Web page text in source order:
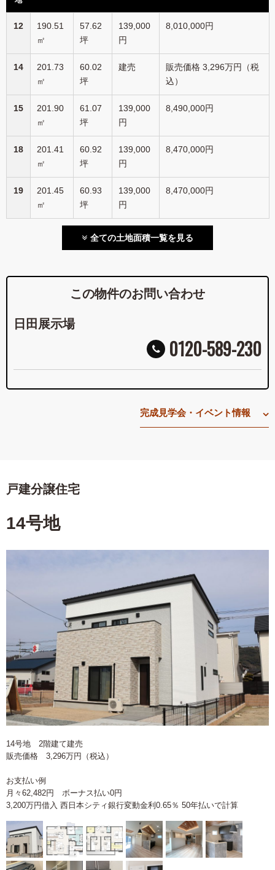
12
190.51
㎡
57.62
坪
139,000
円
8,010,000円
14
201.73
㎡
60.02
坪
建売
販売価格 3,296万円（税
込）
15
201.90
㎡
61.07
坪
139,000
円
8,490,000円
18
201.41
㎡
60.92
坪
139,000
円
8,470,000円
19
201.45
㎡
60.93
坪
139,000
円
8,470,000円
全ての土地面積一覧を見る
この物件のお問い合わせ
日田展示場
0120-589-230
完成見学会・イベント情報
戸建分譲住宅
14号地
14号地 2階建て建売
販売価格 3,296万円（税込）
お支払い例
月々62,482円 ボーナス払い0円
3,200万円借入 西日本シティ銀行変動金利0.65％ 50年払いで計算